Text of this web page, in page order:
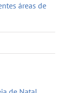
áreas de